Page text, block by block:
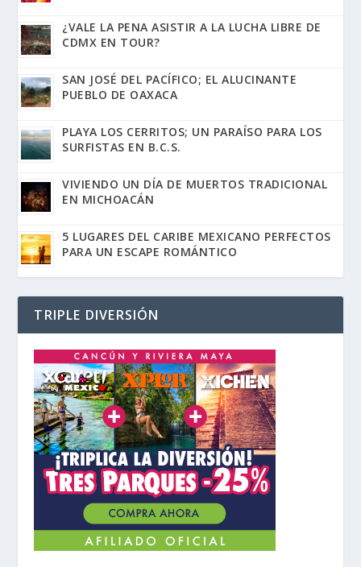
¿VALE LA PENA ASISTIR A LA LUCHA LIBRE DE
CDMX EN TOUR?
SAN JOSÉ DEL PACÍFICO; EL ALUCINANTE
PUEBLO DE OAXACA
PLAYA LOS CERRITOS; UN PARAÍSO PARA LOS
SURFISTAS EN B.C.S.
VIVIENDO UN DÍA DE MUERTOS TRADICIONAL
EN MICHOACÁN
5 LUGARES DEL CARIBE MEXICANO PERFECTOS
PARA UN ESCAPE ROMÁNTICO
TRIPLE DIVERSIÓN